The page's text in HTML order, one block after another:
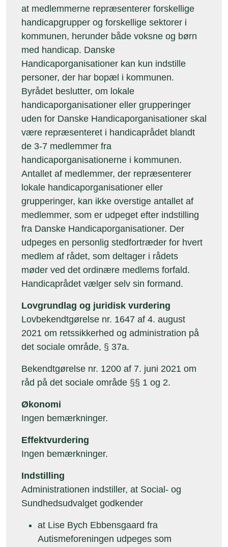
at medlemmerne repræsenterer forskellige
handicapgrupper og forskellige sektorer i
kommunen, herunder både voksne og børn
med handicap. Danske
Handicaporganisationer kan kun indstille
personer, der har bopæl i kommunen.
Byrådet beslutter, om lokale
handicaporganisationer eller grupperinger
uden for Danske Handicaporganisationer skal
være repræsenteret i handicaprådet blandt
de 3-7 medlemmer fra
handicaporganisationerne i kommunen.
Antallet af medlemmer, der repræsenterer
lokale handicaporganisationer eller
grupperinger, kan ikke overstige antallet af
medlemmer, som er udpeget efter indstilling
fra Danske Handicaporganisationer. Der
udpeges en personlig stedfortræder for hvert
medlem af rådet, som deltager i rådets
møder ved det ordinære medlems forfald.
Handicaprådet vælger selv sin formand.
Lovgrundlag og juridisk vurdering
Lovbekendtgørelse nr. 1647 af 4. august
2021 om retssikkerhed og administration på
det sociale område, § 37a.
Bekendtgørelse nr. 1200 af 7. juni 2021 om
råd på det sociale område §§ 1 og 2.
Økonomi
Ingen bemærkninger.
Effektvurdering
Ingen bemærkninger.
Indstilling
Administrationen indstiller, at Social- og
Sundhedsudvalget godkender
at Lise Bych Ebbensgaard fra
Autismeforeningen udpeges som